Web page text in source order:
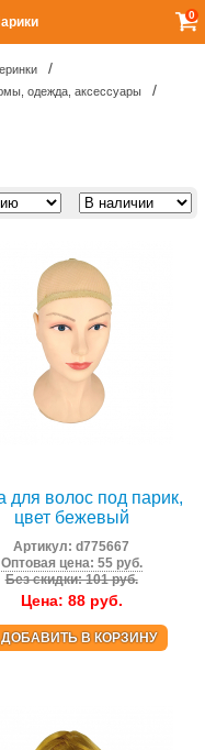
одежда, аксессуары
для волос под парик,
цвет бежевый
Артикул:d775667
Оптовая цена: 55 руб.
Без скидки: 101 руб.
Цена: 88руб.
ДОБАВИТЬ В КОРЗИНУ
0